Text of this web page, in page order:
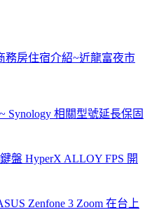
務房住宿介紹~近龍富夜市
Synology 相關型號延長保固
盤 HyperX ALLOY FPS 開
Zenfone 3 Zoom 在台上